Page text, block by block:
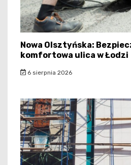
Nowa Olsztyńska:
komfortowa ulica w Łodzi
6 sierpnia 2026